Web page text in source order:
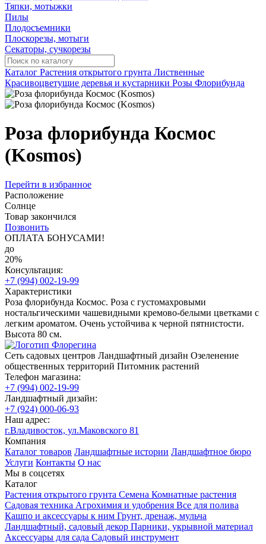
Тяпки, мотыжки
Пилы
Плодосъемники
Плоскорезы, мотыги
Секаторы, сучкорезы
Каталог Растения открытого грунта Лиственные
Красивоцветущие деревья и кустарники Розы Флорибунда
Роза флорибунда Космос
(Kosmos)
Перейти в избранное
Расположение
Солнце
Товар закончился
Позвонить
ОПЛАТА БОНУСАМИ!
до
20%
Консультация:
+7 (994) 002-19-99
Характеристики
Роза флорибунда Космос. Роза с густомахровыми
ностальгическими чашевидными кремово-белыми цветками с
легким ароматом. Очень устойчива к черной пятнистости.
Высота 80 см.
Сеть садовых центров Ландшафтный дизайн Озеленение
общественных территорий Питомник растений
Телефон магазина:
+7 (994) 002-19-99
Ландшафтный дизайн:
+7 (924) 000-06-93
Наш адрес:
г.Владивосток, ул.Маковского 81
Компания
Каталог товаров Ландшафтные истории Ландшафтное бюро
Услуги Контакты О нас
Мы в соцсетях
Каталог
Растения открытого грунта Семена Комнатные растения
Садовая техника Агрохимия и удобрения Все для полива
Кашпо и аксессуары к ним Грунт, дренаж, мульча
Ландшафтный, садовый декор Парники, укрывной материал
Аксессуары для сада Садовый инструмент